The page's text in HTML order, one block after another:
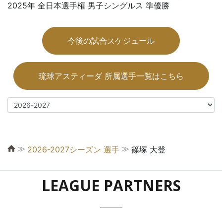
2025年 全日本選手権 男子シングルス 準優勝
今後の試合スケジュール
琉球アスティーダ 所属選手一覧はこちら
≫ 2026-2027シーズン 選手 ≫ 篠塚 大登
LEAGUE PARTNERS